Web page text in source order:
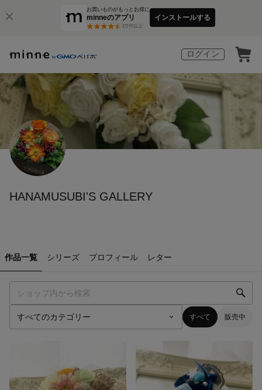
お買いものがもっとお得に
minneのアプリ
3万件以上
インストールする
ログイン
HANAMUSUBI'S GALLERY
作品一覧 シリーズ プロフィール レター
すべて 販売中